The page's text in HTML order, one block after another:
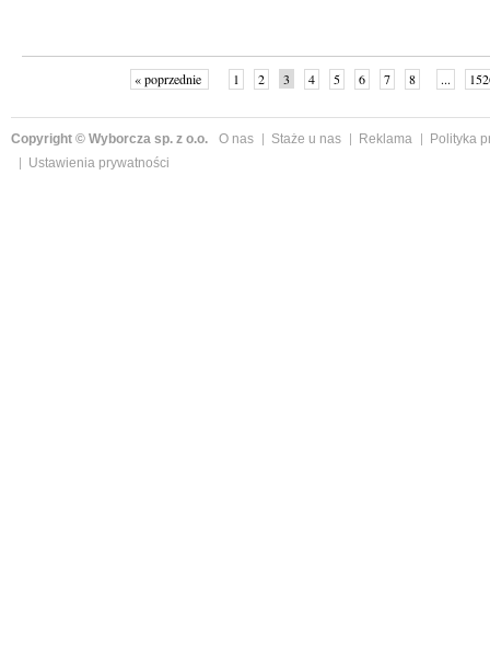
« poprzednie 1 2 3 4 5 6 7 8 ...
Copyright © Wyborcza sp. z o.o. O nas Staże u nas Reklama
Polityka
Ustawienia prywatności